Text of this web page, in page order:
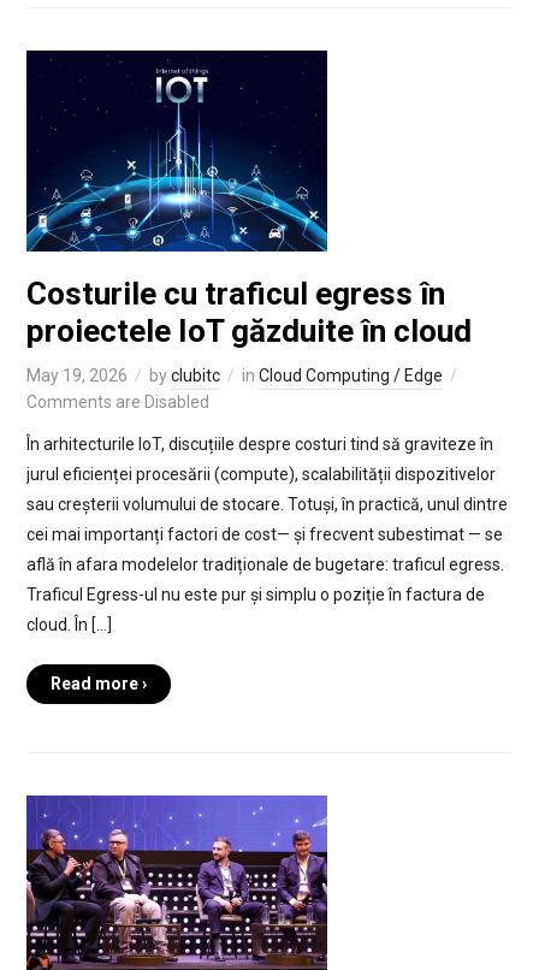
Costurile cu traficul egress în
proiectele IoT găzduite în cloud
May 19, 2026 byclubitc in Cloud Computing / Edge
Comments are Disabled
În arhitecturile IoT, discuțiile despre costuri tind să graviteze în
jurul eficienței procesării (compute), scalabilității dispozitivelor
sau creșterii volumului de stocare. Totuși, în practică, unul dintre
cei mai importanți factori de cost— și frecvent subestimat — se
află în afara modelelor tradiționale de bugetare: traficul egress.
Traficul Egress-ul nu este pur și simplu o poziție în factura de
cloud. În […]
Read more ›